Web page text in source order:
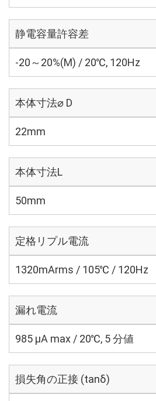
静電容量許容差
-20～20%(M) / 20℃, 120Hz
本体寸法⌀ D
22mm
本体寸法L
50mm
定格リプル電流
1320mArms / 105℃ / 120Hz
漏れ電流
985 μA max / 20℃, 5 分値
損失角の正接 (tanδ)